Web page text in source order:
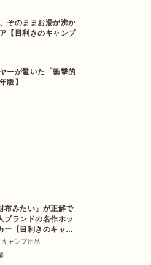
そのままお湯が沸か
【目利きのキャンプ
ーが驚いた「衝撃的
版】
布みたい」が正解で
ブランドの名作ホッ
ー【目利きのキャン
キャンプ用品